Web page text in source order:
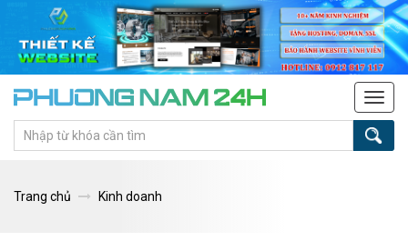
Trang chủ Kinh doanh